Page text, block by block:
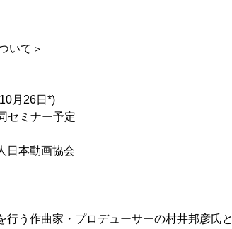
いて＞
月26日*)
ミナー予定
本動画協会
う作曲家・プロデューサーの村井邦彦氏と